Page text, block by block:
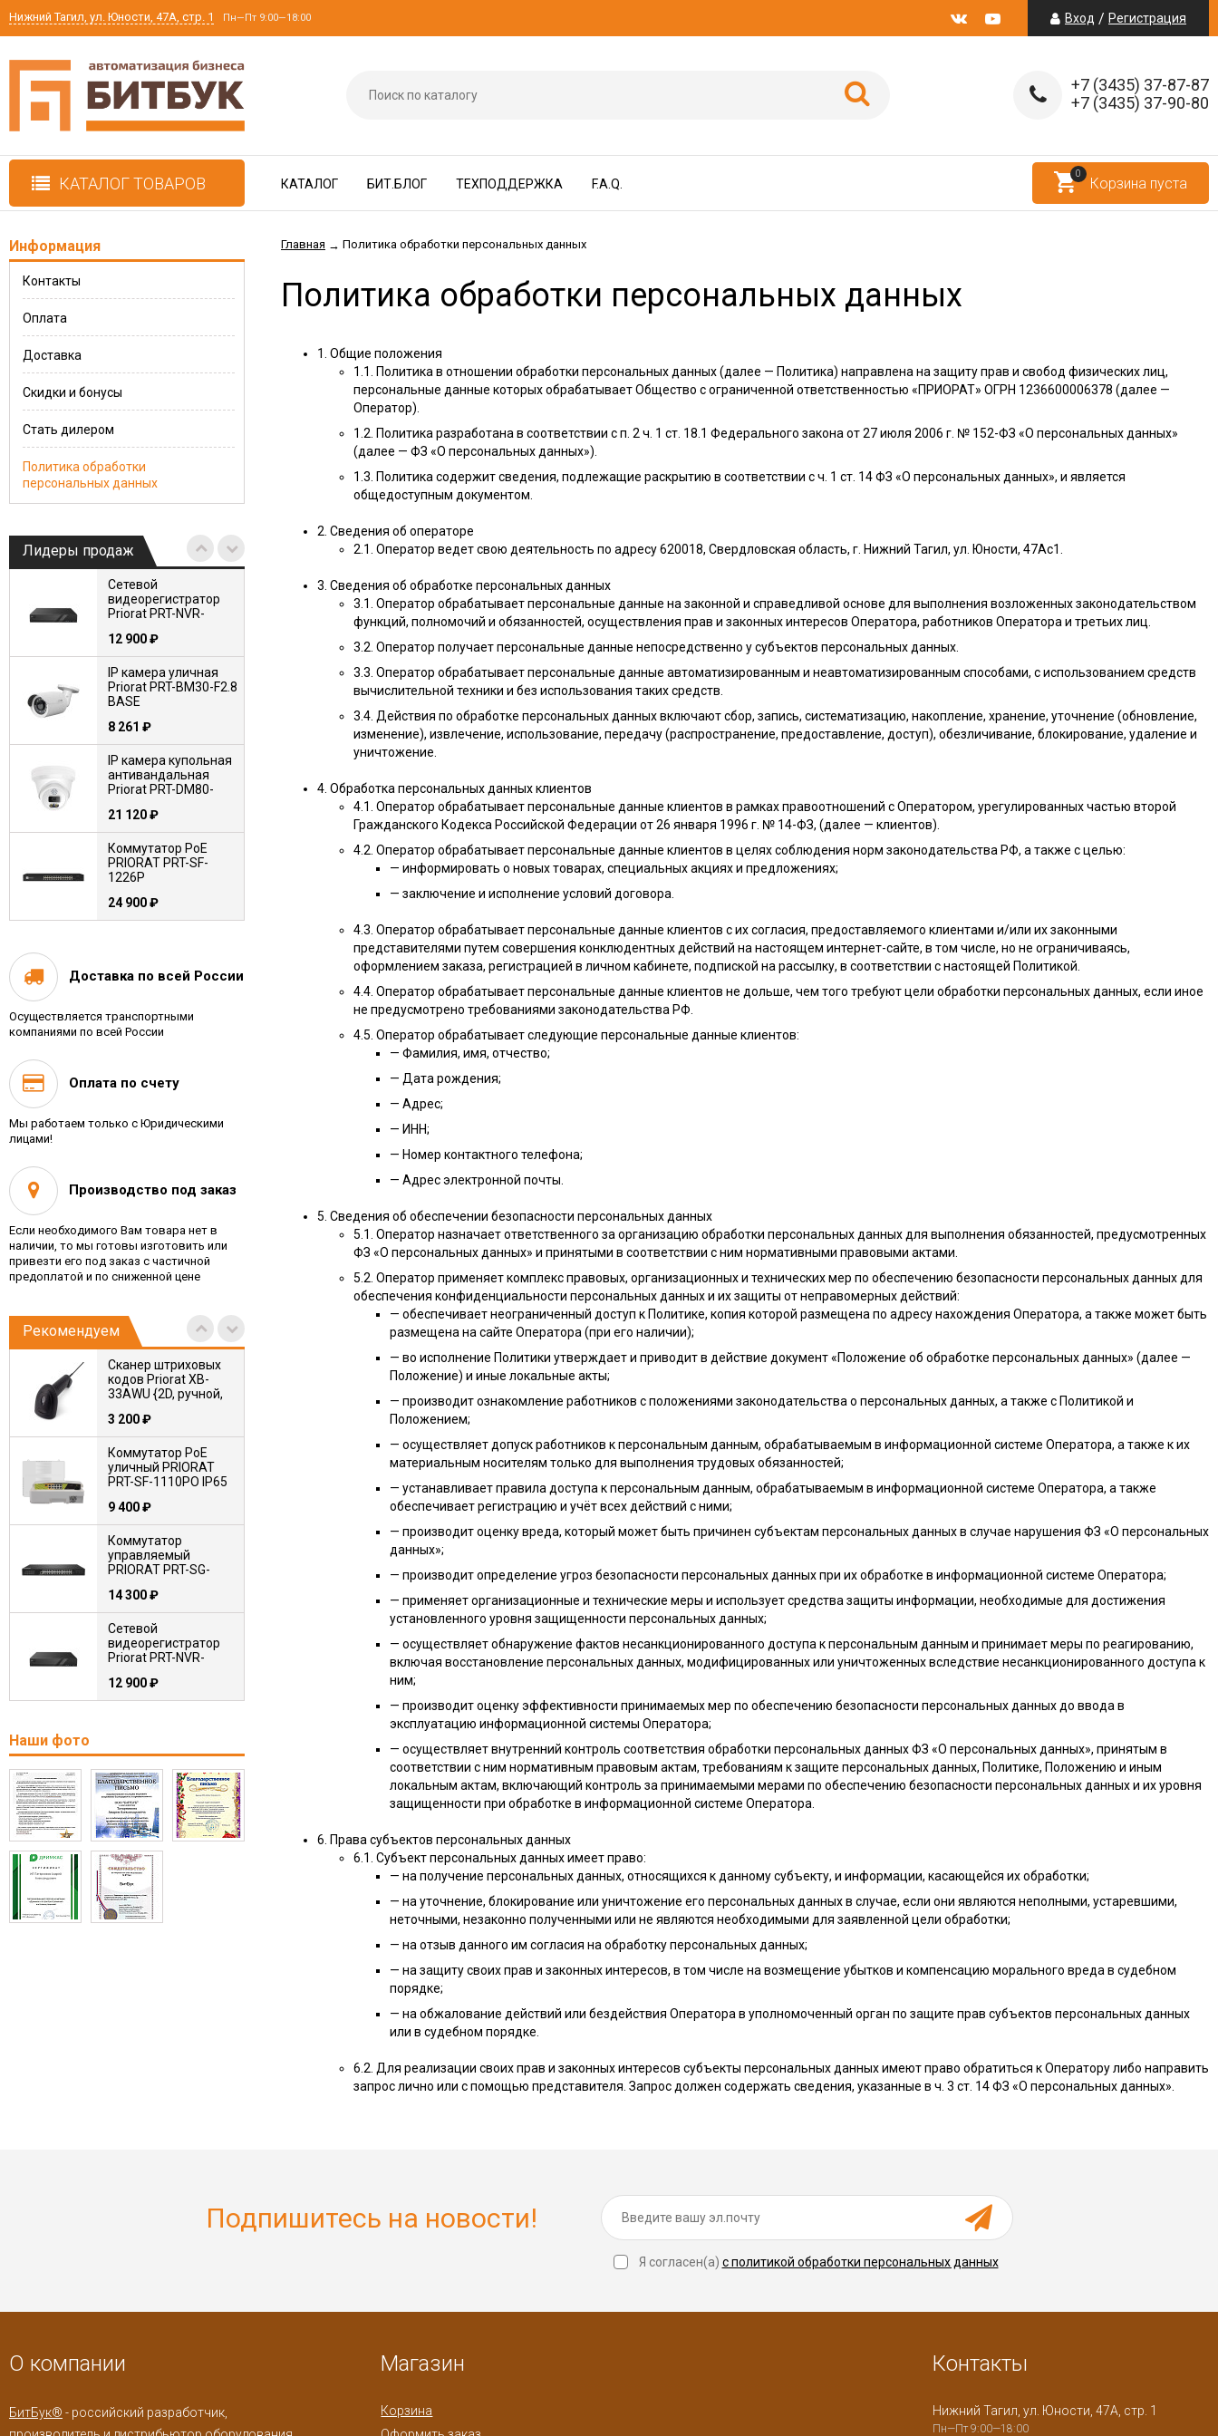
Нижний Тагил, ул. Юности, 47А, стр. 1 Пн—Пт 9:00—18:00 Вход / Регистрация
+7 (3435) 37-87-87
+7 (3435) 37-90-80
КАТАЛОГ ТОВАРОВ Корзина пуста
0
КАТАЛОГ БИТ.БЛОГ ТЕХПОДДЕРЖКА F.A.Q.
Главная → Политика обработки персональных данных
Политика обработки персональных данных
1. Общие положения
1.1. Политика в отношении обработки персональных данных (далее — Политика) направлена на защиту прав и свобод физических лиц,
персональные данные которых обрабатывает Общество с ограниченной ответственностью «ПРИОРАТ» ОГРН 1236600006378 (далее —
Оператор).
1.2. Политика разработана в соответствии с п. 2 ч. 1 ст. 18.1 Федерального закона от 27 июля 2006 г. № 152-ФЗ «О персональных данных»
(далее — ФЗ «О персональных данных»).
1.3. Политика содержит сведения, подлежащие раскрытию в соответствии с ч. 1 ст. 14 ФЗ «О персональных данных», и является
общедоступным документом.
2. Сведения об операторе
2.1. Оператор ведет свою деятельность по адресу620018, Свердловская область, г. Нижний Тагил, ул. Юности, 47Ас1
3. Сведения об обработке персональных данных
3.1. Оператор обрабатывает персональные данные на законной и справедливой основе для выполнения возложенных законодательством
функций, полномочий и обязанностей, осуществления прав и законных интересов Оператора, работников Оператора и третьих лиц.
3.2. Оператор получает персональные данные непосредственно у субъектов персональных данных.
3.3. Оператор обрабатывает персональные данные автоматизированным и неавтоматизированным способами, с использованием средств
вычислительной техники и без использования таких средств.
3.4. Действия по обработке персональных данных включают сбор, запись, систематизацию, накопление, хранение, уточнение (обновление,
изменение), извлечение, использование, передачу (распространение, предоставление, доступ), обезличивание, блокирование, удаление и
уничтожение.
4. Обработка персональных данных клиентов
4.1. Оператор обрабатывает персональные данные клиентов в рамках правоотношений с Оператором, урегулированных частью второй
Гражданского Кодекса Российской Федерации от 26 января 1996 г. № 14-ФЗ, (далее — клиентов).
4.2. Оператор обрабатывает персональные данные клиентов в целях соблюдения норм законодательства РФ, а также с целью:
— информировать о новых товарах, специальных акциях и предложениях;
— заключение и исполнение условий договора.
4.3. Оператор обрабатывает персональные данные клиентов с их согласия, предоставляемого клиентами и/или их законными
представителями путем совершения конклюдентных действий на настоящем интернет-сайте, в том числе, но не ограничиваясь,
оформлением заказа, регистрацией в личном кабинете, подпиской на рассылку, в соответствии с настоящей Политикой.
4.4. Оператор обрабатывает персональные данные клиентов не дольше, чем того требуют цели обработки персональных данных, если иное
не предусмотрено требованиями законодательства РФ.
4.5. Оператор обрабатывает следующие персональные данные клиентов:
— Фамилия, имя, отчество;
— Дата рождения;
— Адрес;
— ИНН;
— Номер контактного телефона;
— Адрес электронной почты.
5. Сведения об обеспечении безопасности персональных данных
5.1. Оператор назначает ответственного за организацию обработки персональных данных для выполнения обязанностей, предусмотренных
ФЗ «О персональных данных» и принятыми в соответствии с ним нормативными правовыми актами.
5.2. Оператор применяет комплекс правовых, организационных и технических мер по обеспечению безопасности персональных данных для
обеспечения конфиденциальности персональных данных и их защиты от неправомерных действий:
— обеспечивает неограниченный доступ к Политике, копия которой размещена по адресу нахождения Оператора, а также может быть
размещена на сайте Оператора (при его наличии);
— во исполнение Политики утверждает и приводит в действие документ «Положение об обработке персональных данных» (далее —
Положение) и иные локальные акты;
— производит ознакомление работников с положениями законодательства о персональных данных, а также с Политикой и
Положением;
— осуществляет допуск работников к персональным данным, обрабатываемым в информационной системе Оператора, а также к их
материальным носителям только для выполнения трудовых обязанностей;
— устанавливает правила доступа к персональным данным, обрабатываемым в информационной системе Оператора, а также
обеспечивает регистрацию и учёт всех действий с ними;
— производит оценку вреда, который может быть причинен субъектам персональных данных в случае нарушения ФЗ «О персональных
данных»;
— производит определение угроз безопасности персональных данных при их обработке в информационной системе Оператора;
— применяет организационные и технические меры и использует средства защиты информации, необходимые для достижения
установленного уровня защищенности персональных данных;
— осуществляет обнаружение фактов несанкционированного доступа к персональным данным и принимает меры по реагированию,
включая восстановление персональных данных, модифицированных или уничтоженных вследствие несанкционированного доступа к
ним;
— производит оценку эффективности принимаемых мер по обеспечению безопасности персональных данных до ввода в
эксплуатацию информационной системы Оператора;
— осуществляет внутренний контроль соответствия обработки персональных данных ФЗ «О персональных данных», принятым в
соответствии с ним нормативным правовым актам, требованиям к защите персональных данных, Политике, Положению и иным
локальным актам, включающий контроль за принимаемыми мерами по обеспечению безопасности персональных данных и их уровня
защищенности при обработке в информационной системе Оператора.
6. Права субъектов персональных данных
6.1. Субъект персональных данных имеет право:
— на получение персональных данных, относящихся к данному субъекту, и информации, касающейся их обработки;
— на уточнение, блокирование или уничтожение его персональных данных в случае, если они являются неполными, устаревшими,
неточными, незаконно полученными или не являются необходимыми для заявленной цели обработки;
— на отзыв данного им согласия на обработку персональных данных;
— на защиту своих прав и законных интересов, в том числе на возмещение убытков и компенсацию морального вреда в судебном
порядке;
— на обжалование действий или бездействия Оператора в уполномоченный орган по защите прав субъектов персональных данных
или в судебном порядке.
6.2. Для реализации своих прав и законных интересов субъекты персональных данных имеют право обратиться к Оператору либо направить
запрос лично или с помощью представителя. Запрос должен содержать сведения, указанные в ч. 3 ст. 14 ФЗ «О персональных данных».
Информация
Контакты
Оплата
Доставка
Скидки и бонусы
Стать дилером
Политика обработки
персональных данных
Лидеры продаж
Сетевой
видеорегистратор
Priorat PRT-NVR-
12 900₽
IP камера уличная
Priorat PRT-BM30-F2.8
BASE
8 261 ₽
IP камера купольная
антивандальная
Priorat PRT-DM80-
21 120₽
Коммутатор PoE
PRIORAT PRT-SF-
1226P
24 900₽
проводной, USB-
Сканер штриховых
кодов Priorat XB-
HID+USB-VCOM}
4 400₽
PRIORAT PRT-SG-
Сканер штриховых
82AWU {2D,
стационарный,
проводной, USB-
HID+USB-VCOM}
9 900₽
Доставка по всей России
Осуществляется транспортными
компаниями по всей России
Оплата по счету
Мы работаем только с Юридическими
лицами!
Производство под заказ
Если необходимого Вам товара нет в
наличии, то мы готовы изготовить или
привезти его под заказ с частичной
предоплатой и по сниженной цене
Рекомендуем
Сканер штриховых
кодов Priorat XB-
33AWU {2D, ручной,
HID+USB-VCOM}
3 200₽
Коммутатор PoE
уличный PRIORAT
PRT-SF-1110PO IP65
9 400₽
Коммутатор
управляемый
PRIORAT PRT-SG-
14 300₽
Сетевой
видеорегистратор
Priorat PRT-NVR-
12 900₽
1208PI
14 600₽
Наши фото
Подпишитесь на новости!
Я согласен(a) с политикой обработки персональных данных
О компании
БитБук® - российский разработчик,
Магазин
Корзина
Контакты
Нижний Тагил, ул. Юности, 47А, стр. 1
Пн—Пт 9:00—18:00